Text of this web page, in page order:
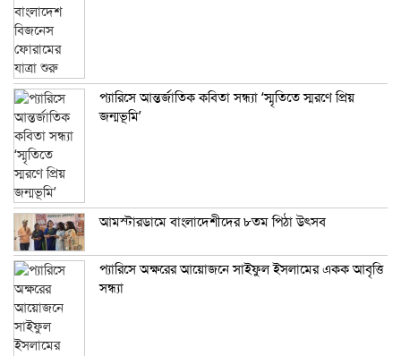
প্যারিসে আন্তর্জাতিক কবিতা সন্ধ্যা ‘স্মৃতিতে স্মরণে প্রিয়
জন্মভূমি’
আমস্টারডামে বাংলাদেশীদের ৮তম পিঠা উৎসব
প্যারিসে অক্ষরের আয়োজনে সাইফুল ইসলামের একক আবৃত্তি
সন্ধ্যা